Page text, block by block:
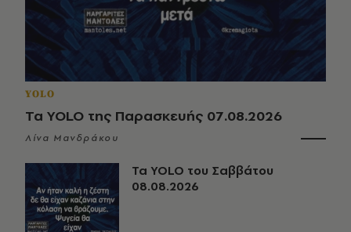
YOLO
Τα YOLO της Παρασκευής 07.08.2026
Λίνα Μανδράκου
Τα YOLO του Σαββάτου
08.08.2026